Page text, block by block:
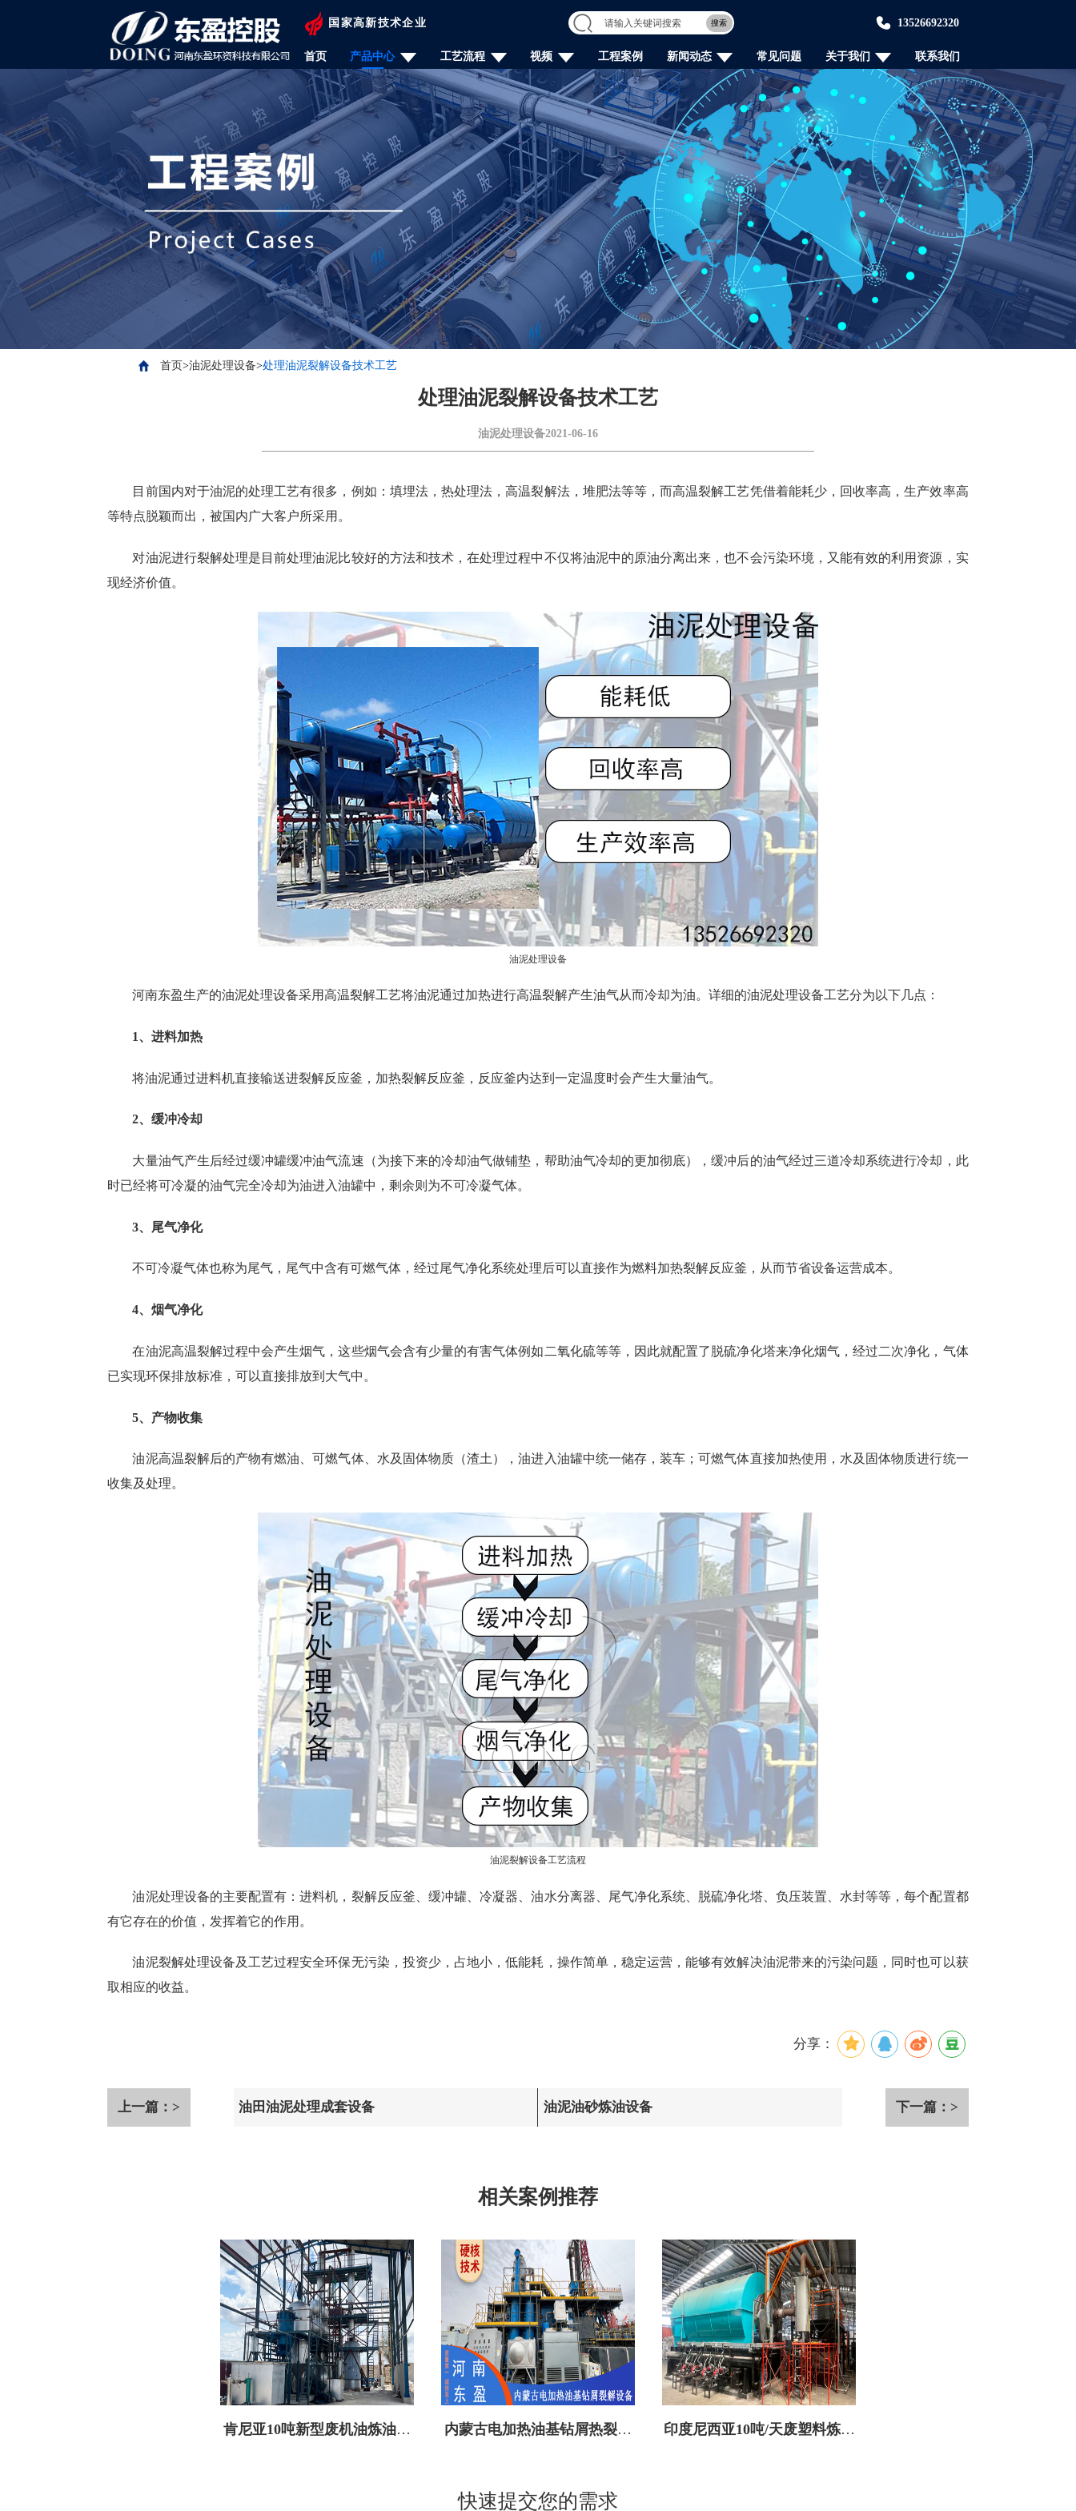
国家高新技术企业 搜索 13526692320
首页 产品中心 工艺流程 视频 工程案例 新闻动态 常见问题 关于我们 联系我们
首页>油泥处理设备>处理油泥裂解设备技术工艺
处理油泥裂解设备技术工艺
油泥处理设备2021-06-16
目前国内对于油泥的处理工艺有很多，例如：填埋法，热处理法，高温裂解法，堆肥法等等，而高温裂解工艺凭借着能耗少，回收率高，生产效率高
等特点脱颖而出，被国内广大客户所采用。
对油泥进行裂解处理是目前处理油泥比较好的方法和技术，在处理过程中不仅将油泥中的原油分离出来，也不会污染环境，又能有效的利用资源，实
现经济价值。
油泥处理设备
河南东盈生产的油泥处理设备采用高温裂解工艺将油泥通过加热进行高温裂解产生油气从而冷却为油。详细的油泥处理设备工艺分为以下几点：
1、进料加热
将油泥通过进料机直接输送进裂解反应釜，加热裂解反应釜，反应釜内达到一定温度时会产生大量油气。
2、缓冲冷却
大量油气产生后经过缓冲罐缓冲油气流速（为接下来的冷却油气做铺垫，帮助油气冷却的更加彻底），缓冲后的油气经过三道冷却系统进行冷却，此
时已经将可冷凝的油气完全冷却为油进入油罐中，剩余则为不可冷凝气体。
3、尾气净化
不可冷凝气体也称为尾气，尾气中含有可燃气体，经过尾气净化系统处理后可以直接作为燃料加热裂解反应釜，从而节省设备运营成本。
4、烟气净化
在油泥高温裂解过程中会产生烟气，这些烟气会含有少量的有害气体例如二氧化硫等等，因此就配置了脱硫净化塔来净化烟气，经过二次净化，气体
已实现环保排放标准，可以直接排放到大气中。
5、产物收集
油泥高温裂解后的产物有燃油、可燃气体、水及固体物质（渣土），油进入油罐中统一储存，装车；可燃气体直接加热使用，水及固体物质进行统一
收集及处理。
油泥裂解设备工艺流程
油泥处理设备的主要配置有：进料机，裂解反应釜、缓冲罐、冷凝器、油水分离器、尾气净化系统、脱硫净化塔、负压装置、水封等等，每个配置都
有它存在的价值，发挥着它的作用。
油泥裂解处理设备及工艺过程安全环保无污染，投资少，占地小，低能耗，操作简单，稳定运营，能够有效解决油泥带来的污染问题，同时也可以获
取相应的收益。
分享：
上一篇：> 油田油泥处理成套设备 油泥油砂炼油设备 下一篇：>
相关案例推荐
肯尼亚10吨新型废机油炼油设
内蒙古电加热油基钻屑热裂解
印度尼西亚10吨/天废塑料炼油
快速提交您的需求